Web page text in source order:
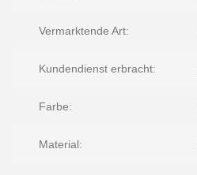
Vermarktende Art:
Kundendienst erbracht:
Farbe:
Material: